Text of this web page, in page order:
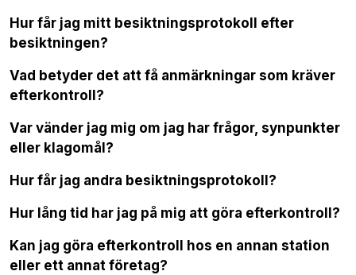
Hur får jag mitt besiktningsprotokoll efter
besiktningen?
Vad betyder det att få anmärkningar som kräver
efterkontroll?
Var vänder jag mig om jag har frågor, synpunkter
eller klagomål?
Hur får jag andra besiktningsprotokoll?
Hur lång tid har jag på mig att göra efterkontroll?
Kan jag göra efterkontroll hos en annan station
eller ett annat företag?